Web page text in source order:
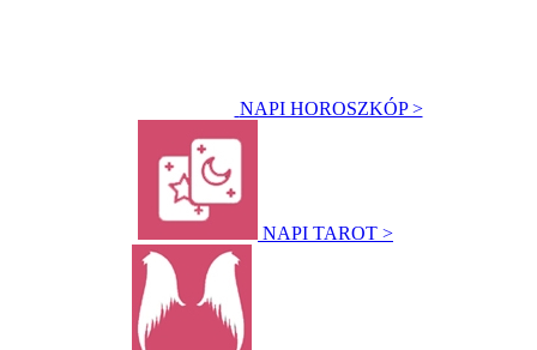
NAPI HOROSZKÓP >
NAPI TAROT >